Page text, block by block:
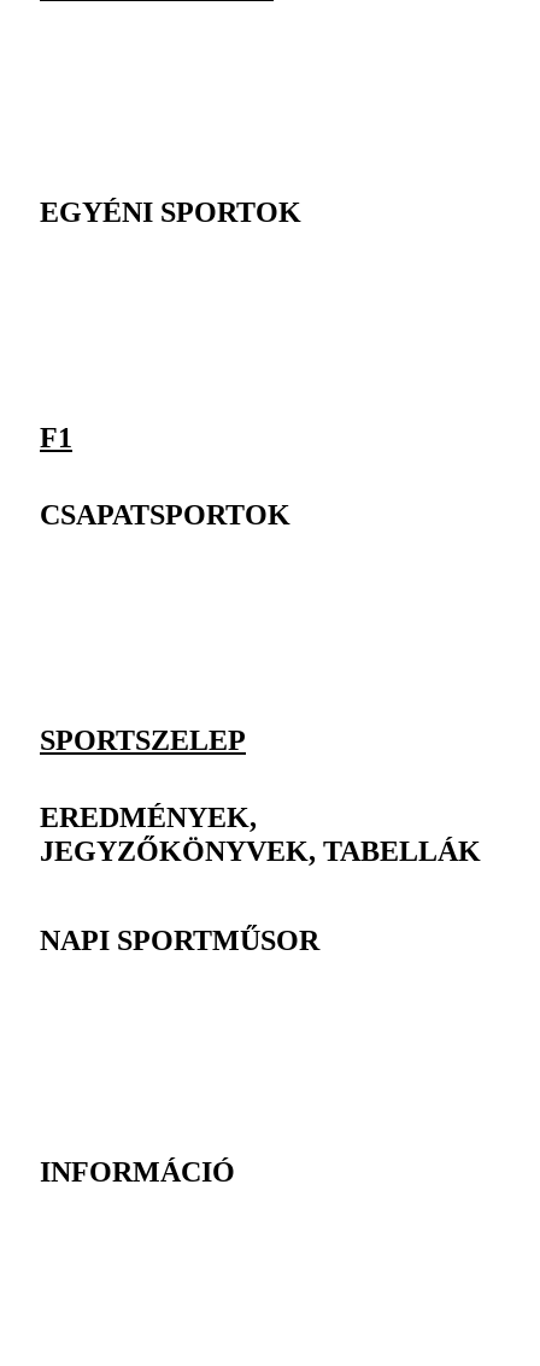
EGYÉNI SPORTOK
F1
CSAPATSPORTOK
SPORTSZELEP
EREDMÉNYEK,
JEGYZŐKÖNYVEK, TABELLÁK
NAPI SPORTMŰSOR
INFORMÁCIÓ